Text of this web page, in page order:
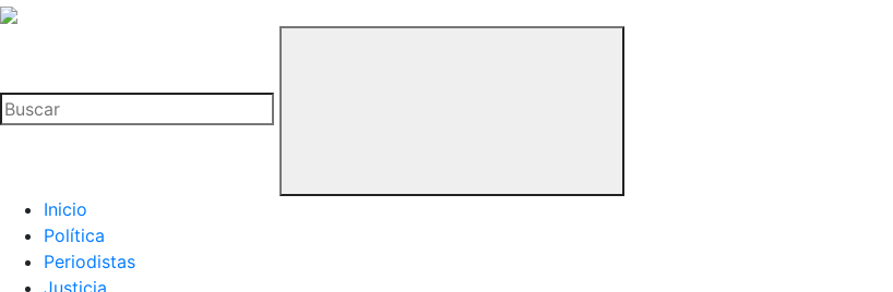
La
Buitre
Inicio
Política
Periodistas
Justicia